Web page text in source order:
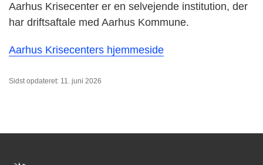
Aarhus Krisecenter er en selvejende institution, der
har driftsaftale med Aarhus Kommune.
Aarhus Krisecenters hjemmeside
Sidst opdateret: 11. juni 2026